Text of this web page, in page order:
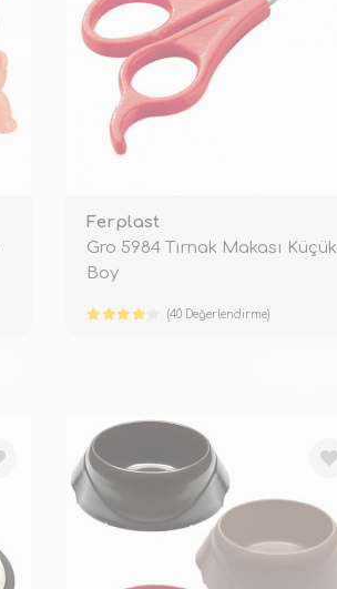
Ferplast
Gro 5984 Tırnak Makası Küçük
Boy
(40 Değerlendirme)